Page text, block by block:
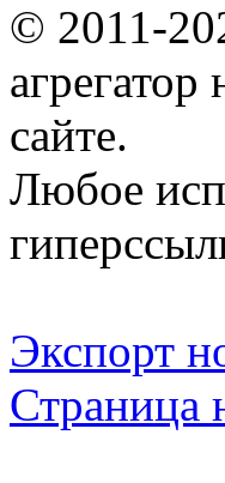
© 2011-
сайте.
Любое
Экспорт
Страница